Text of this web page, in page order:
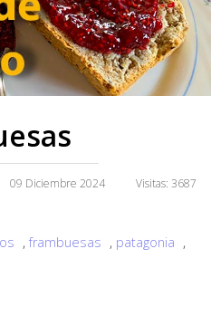
09 Diciembre 2024 Visitas: 3687
, frambuesas , patagonia ,